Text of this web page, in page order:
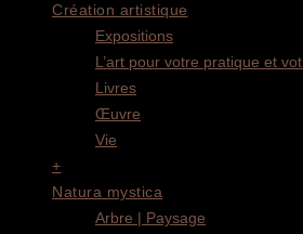
Création artistique
Expositions
L’art pour votre pratique et
Livres
Œuvre
Vie
+
Natura mystica
Arbre | Paysage